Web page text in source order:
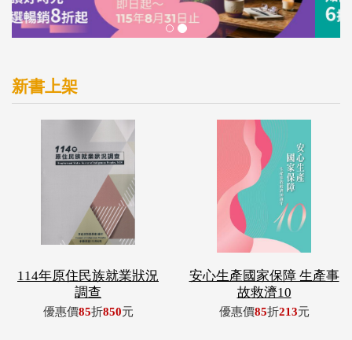
新書上架
114年原住民族就業狀況
調查
優惠價85折850元
安心生產國家保障 生產事
故救濟10
優惠價85折213元